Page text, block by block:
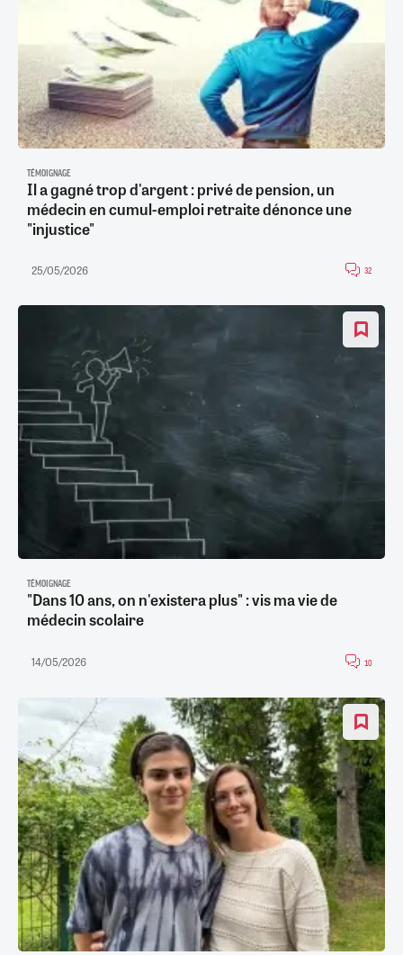
TÉMOIGNAGE
Il a gagné trop d'argent : privé de pension, un
médecin en cumul-emploi retraite dénonce une
"injustice"
25/05/2026 32
TÉMOIGNAGE
"Dans 10 ans, on n'existera plus" : vis ma vie de
médecin scolaire
14/05/2026 10